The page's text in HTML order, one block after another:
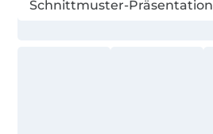
Schnittmuster-Präsentation